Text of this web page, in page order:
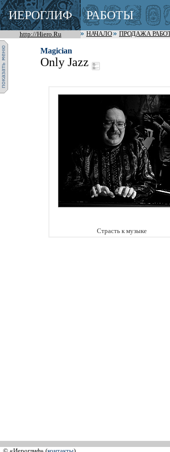
ИЕРОГЛИФ РАБОТЫ
http://Hiero.Ru НАЧАЛО ПРОДАЖА
Magician
Only Jazz
Страсть к музыке